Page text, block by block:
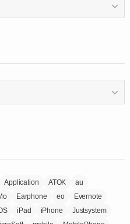
Application ATOK
au
Earphone eo
Evernote
iPad iPhone
Justsystem